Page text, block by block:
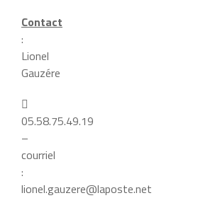
Contact
:
Lionel
Gauzére

05.58.75.49.19
–
courriel
:
lionel.gauzere@laposte.net